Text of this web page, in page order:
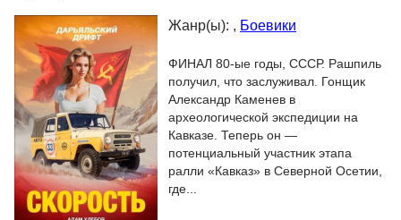
Жанр(ы): , Боевики
ФИНАЛ 80-ые годы, СССР. Рашпиль
получил, что заслуживал. Гонщик
Александр Каменев в
археологической экспедиции на
Кавказе. Теперь он —
потенциальный участник этапа
ралли «Кавказ» в Северной Осетии,
где...